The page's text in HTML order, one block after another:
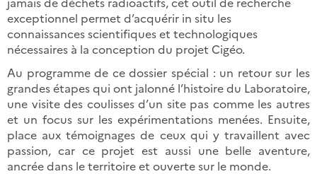
exceptionnel permet d’acquérir in situ les
connaissances scientifiques et technologiques
nécessaires à la conception du projet Cigéo.
Au programme de ce dossier spécial : un retour sur les
grandes étapes qui ont jalonné l’histoire du Laboratoire,
une visite des coulisses d’un site pas comme les autres
et un focus sur les expérimentations menées. Ensuite,
place aux témoignages de ceux qui y travaillent avec
passion, car ce projet est aussi une belle aventure,
ancrée dans le territoire et ouverte sur le monde.